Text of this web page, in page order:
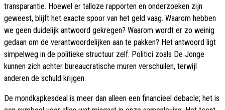
transparantie. Hoewel er talloze rapporten en onderzoeken zijn
geweest, blijft het exacte spoor van het geld vaag. Waarom hebben
we geen duidelijk antwoord gekregen? Waarom wordt er zo weinig
gedaan om de verantwoordelijken aan te pakken? Het antwoord ligt
simpelweg in de politieke structuur zelf. Politici zoals De Jonge
kunnen zich achter bureaucratische muren verschuilen, terwijl
anderen de schuld krijgen.
De mondkapkesdeal is meer dan alleen een financieel debacle; het is